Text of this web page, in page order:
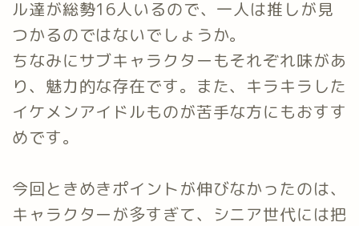
ル達が総勢16人いるので、一人は推しが見
つかるのではないでしょうか。
ちなみにサブキャラクターもそれぞれ味があ
り、魅力的な存在です。また、キラキラした
イケメンアイドルものが苦手な方にもおすす
めです。
今回ときめきポイントが伸びなかったのは、
キャラクターが多すぎて、シニア世代には把